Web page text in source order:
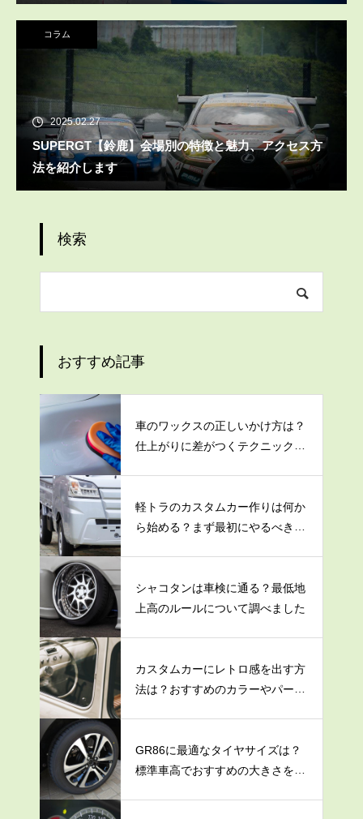
コラム
2025.02.27
SUPERGT【鈴鹿】会場別の特徴と魅力、アクセス方
法を紹介します
検索
おすすめ記事
車のワックスの正しいかけ方は？
仕上がりに差がつくテクニックを
軽トラのカスタムカー作りは何か
ら始める？まず最初にやるべき3
シャコタンは車検に通る？最低地
上高のルールについて調べました
カスタムカーにレトロ感を出す方
法は？おすすめのカラーやパーツ
GR86に最適なタイヤサイズは？
標準車高でおすすめの大きさを解